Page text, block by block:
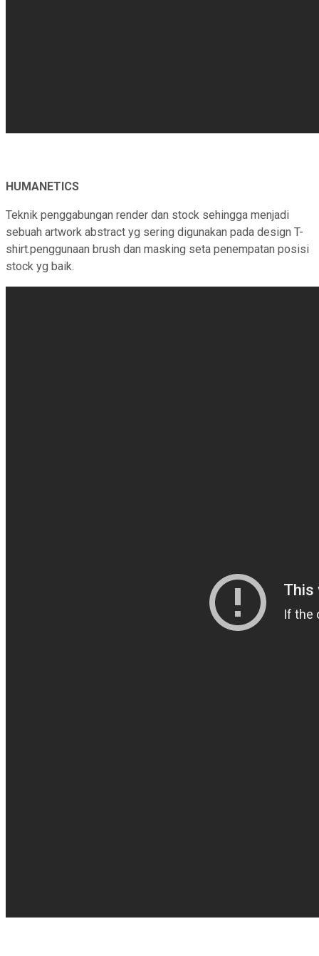
HUMANETICS
Teknik penggabungan render dan stock sehingga menjadi
sebuah artwork abstract yg sering digunakan pada design T-
shirt.penggunaan brush dan masking seta penempatan posisi
stock yg baik.